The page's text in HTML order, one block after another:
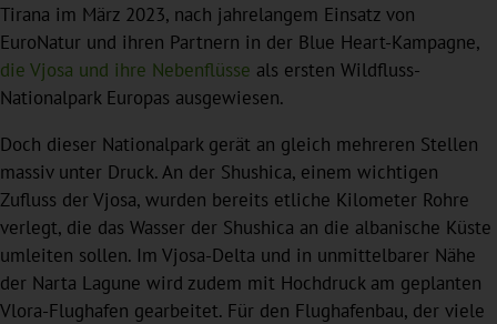
Tirana im März 2023, nach jahrelangem Einsatz von
EuroNatur und ihren Partnern in der Blue Heart-Kampagne,
die Vjosa und ihre Nebenflüsse als ersten Wildfluss-
Nationalpark Europas ausgewiesen.
Doch dieser Nationalpark gerät an gleich mehreren Stellen
massiv unter Druck. An der Shushica, einem wichtigen
Zufluss der Vjosa, wurden bereits etliche Kilometer Rohre
verlegt, die das Wasser der Shushica an die albanische Küste
umleiten sollen. Im Vjosa-Delta und in unmittelbarer Nähe
der Narta Lagune wird zudem mit Hochdruck am geplanten
Vlora-Flughafen gearbeitet. Für den Flughafenbau, der viele